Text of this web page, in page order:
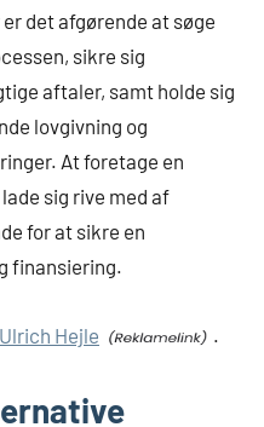
det afgørende at søge
sikre sig
aftaler, samt holde sig
lovgivning og
At foretage en
sig rive med af
for at sikre en
finansiering.
Ulrich Hejle .